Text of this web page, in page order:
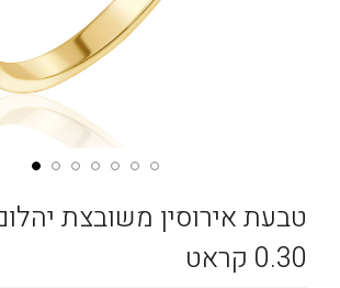
טבעת אירוסין משובצת
0.30 קראט